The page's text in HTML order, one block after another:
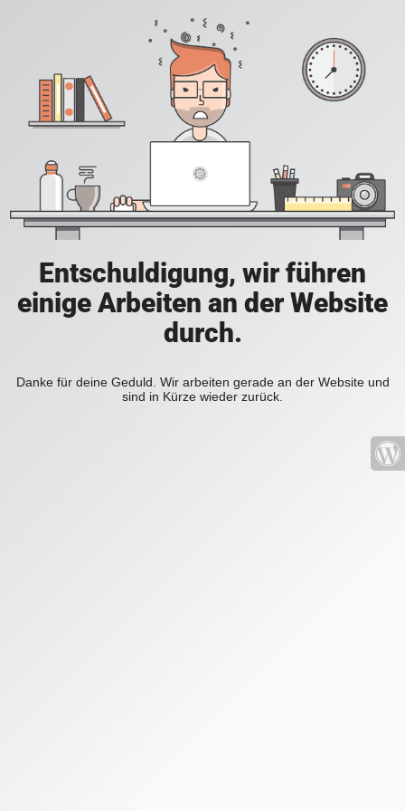
Entschuldigung, wir führen
einige Arbeiten an der Website
durch.
Danke für deine Geduld. Wir arbeiten gerade an der Website und
sind in Kürze wieder zurück.